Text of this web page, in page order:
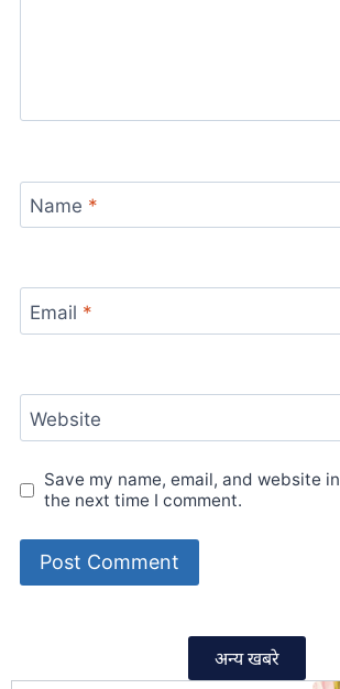
Name *
Email *
Website
Save my name, email, and website
the next time I comment.
अन्य खबरे